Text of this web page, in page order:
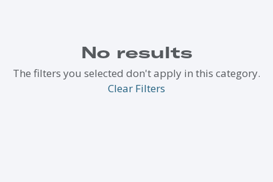
No results
The filters you selected don't apply in this category.
Clear Filters